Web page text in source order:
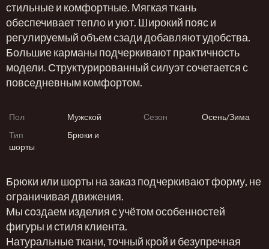
стильные и комфортные. Мягкая ткань
обеспечивает тепло и уют. Широкий пояс и
регулируемый объем сзади добавляют удобства.
Большие карманы подчеркивают практичность
модели. Структурированный силуэт сочетается с
повседневным комфортом.
Пол Мужской Сезон
Осень/Зима
Тип
Брюки и
шорты
Брюки или шорты на заказ подчеркивают форму, не
ограничивая движения.
Мы создаем изделия с учётом особенностей
фигуры и стиля клиента.
Натуральные ткани, точный крой и безупречная